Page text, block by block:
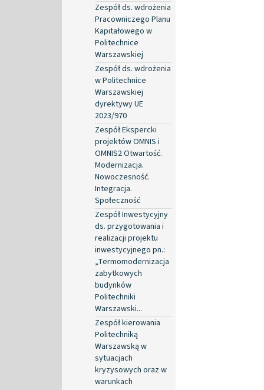
Zespół ds. wdrożenia
Pracowniczego Planu
Kapitałowego w
Politechnice
Warszawskiej
Zespół ds. wdrożenia
w Politechnice
Warszawskiej
dyrektywy UE
2023/970
Zespół Ekspercki
projektów OMNIS i
OMNIS2 Otwartość.
Modernizacja.
Nowoczesność.
Integracja.
Społeczność
Zespół Inwestycyjny
ds. przygotowania i
realizacji projektu
inwestycyjnego pn.:
„Termomodernizacja
zabytkowych
budynków
Politechniki
Warszawski...
Zespół kierowania
Politechniką
Warszawską w
sytuacjach
kryzysowych oraz w
warunkach